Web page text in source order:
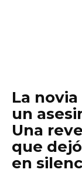
La
un
Una
que
en